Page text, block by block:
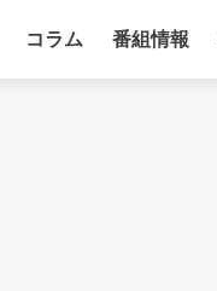
コラム 番組情報